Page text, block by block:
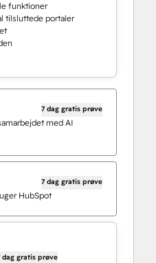
funktioner
tilsluttede portaler
7 dag gratis prøve
med AI
7 dag gratis prøve
HubSpot
dag gratis prøve